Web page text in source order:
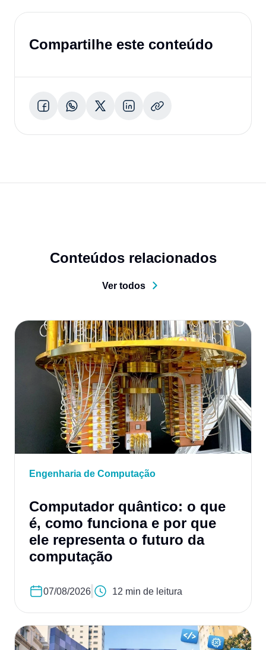
Compartilhe este conteúdo
Conteúdos relacionados
Ver todos
Engenharia de Computação
Computador quântico: o que
é, como funciona e por que
ele representa o futuro da
computação
07/08/2026 12 min de leitura